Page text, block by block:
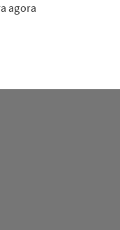
agora